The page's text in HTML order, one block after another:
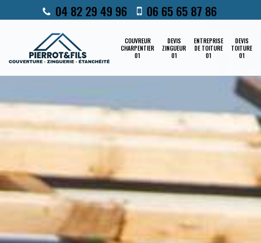
04 82 29 49 96 06 65 65 87 86
COUVREUR
CHARPENTIER
01
DEVIS
ZINGUEUR
01
ENTREPRISE
DE TOITURE
01
DEVIS
TOITURE
01